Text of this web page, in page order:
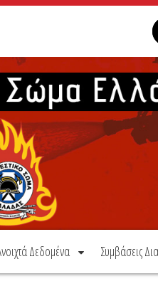
Δεδομένα Συμβάσεις